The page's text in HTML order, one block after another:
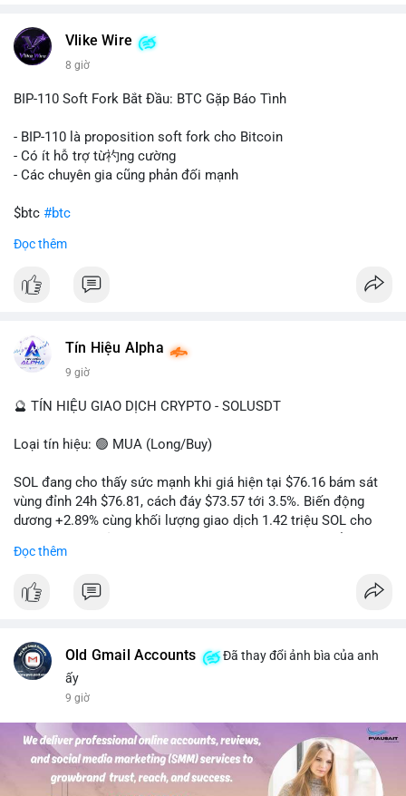
này có thể phản ánh ba kịch bản chính: thứ nhất, cá voi đang
chuẩn bị thanh khoản bằng cách chuyển lên sàn giao dịch, tạo
để nắm giữ dài hạn, thể hiện niềm tin vào xu hướng tăng; thứ
tán rủi ro. Với mức giá 65K, khối lượng này không quá lớn để
gây sốc thanh khoản tức thời, nhưng vẫn đủ sức tạo biến động
tâm lý ngắn hạn nếu hướng đến sàn tập trung.
Lời khuyên cho nhà đầu tư nhỏ lẻ:
hướng đi của dòng tiền. Tránh hành động theo cảm xúc, ưu
rõ ràng về đích đến của số BTC này.
#dongtienlon
Vlike Wire
8 giờ
BIP-110 Soft Fork Bắt Đầu: BTC Gặp Báo Tình
- BIP-110 là proposition soft fork cho Bitcoin
- Có ít hỗ trợ từ礿ng cường
- Các chuyên gia cũng phản đối mạnh
$btc #btc
#vlikevn
📰 Nguồn: CoinDesk
Đọc thêm
Tín Hiệu Alpha
9 giờ
🔮 TÍN HIỆU GIAO DỊCH CRYPTO - SOLUSDT
Loại tín hiệu: 🟢 MUA (Long/Buy)
SOL đang cho thấy sức mạnh khi giá hiện tại $76.16 bám sát
vùng đỉnh 24h $76.81, cách đáy $73.57 tới 3.5%. Biến động
dương +2.89% cùng khối lượng giao dịch 1.42 triệu SOL cho
hoàn toàn nhịp điều chỉnh.
Khuyến nghị giao dịch cụ thể:
- Mục tiêu chốt lời: TP1: 77.50, TP2: 78.80
- Cắt lỗ: 74.90 (dưới vùng hỗ trợ gần nhất)
chốt 50% vị thế tại TP1 và dời stop loss về điểm hòa vốn.
#solusdt #longsol #vung76 #breakoutsol #lenhmuasol
Đọc thêm
Old Gmail Accounts
Đã thay đổi ảnh bìa của anh
ấy
9 giờ